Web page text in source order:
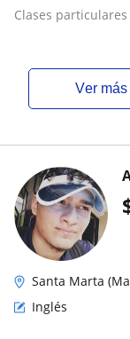
Clases
ver más
Santa Marta
Inglés